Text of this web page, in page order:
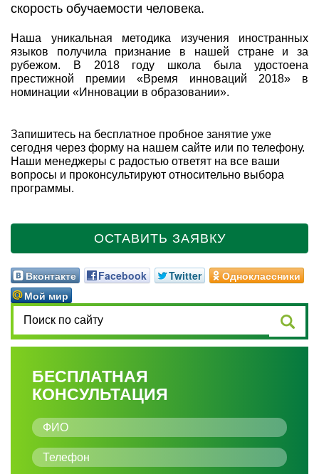
скорость обучаемости человека.
Наша уникальная методика изучения иностранных
языков получила признание в нашей стране и за
рубежом. В 2018 году школа была удостоена
престижной премии «Время инноваций 2018» в
номинации «Инновации в образовании».
Запишитесь на бесплатное пробное занятие уже
сегодня через форму на нашем сайте или по телефону.
Наши менеджеры с радостью ответят на все ваши
вопросы и проконсультируют относительно выбора
программы.
ОСТАВИТЬ ЗАЯВКУ
Вконтакте Facebook Twitter
Одноклассники
Мой мир
БЕСПЛАТНАЯ
КОНСУЛЬТАЦИЯ